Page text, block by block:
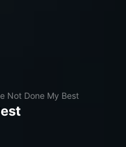
Not Done My Best